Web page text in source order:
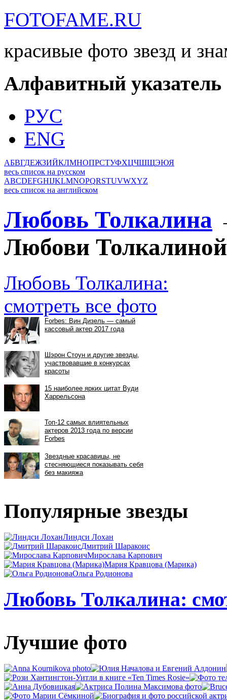
FOTOFAME.RU
красивые фото звезд и
Алфавитный указатель
РУС
ENG
АБВГДЕЖЗИЙКЛМНОПРСТУФХЦЧШЩЭЮЯ
весь список на русском
ABCDEFGHIJKLMNOPQRSTUVWXYZ
весь список на английском
Любовь Толкалина
Любови Толкалиной
Любовь Толкалина:
смотреть все фото
Популярные звезды
Линдси Лохан
Дмитрий Шаракоис
Мирослава Карпович
Мария Кравцова (Марика)
Ольга Родионова
Любовь Толкалина:
Лучшие фото